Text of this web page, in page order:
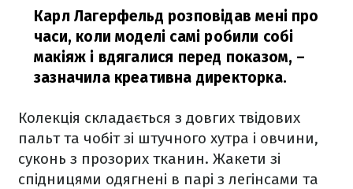
Карл Лагерфельд розповідав мені про
часи, коли моделі самі робили собі
макіяж і вдягалися перед показом, –
зазначила креативна директорка.
Колекція складається з довгих твідових
пальт та чобіт зі штучного хутра і овчини,
суконь з прозорих тканин. Жакети зі
спідницями одягнені в парі з легінсами та